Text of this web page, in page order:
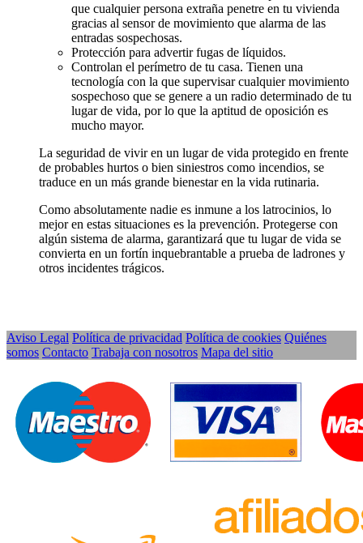
que cualquier persona extraña penetre en tu vivienda
gracias al sensor de movimiento que alarma de las
entradas sospechosas.
Protección para advertir fugas de líquidos.
Controlan el perímetro de tu casa. Tienen una
tecnología con la que supervisar cualquier movimiento
sospechoso que se genere a un radio determinado de tu
lugar de vida, por lo que la aptitud de oposición es
mucho mayor.
La seguridad de vivir en un lugar de vida protegido en frente
de probables hurtos o bien siniestros como incendios, se
traduce en un más grande bienestar en la vida rutinaria.
Como absolutamente nadie es inmune a los latrocinios, lo
mejor en estas situaciones es la prevención. Protegerse con
algún sistema de alarma, garantizará que tu lugar de vida se
convierta en un fortín inquebrantable a prueba de ladrones y
otros incidentes trágicos.
Aviso Legal Política de privacidad Política de cookies Quiénes
somos Contacto Trabaja con nosotros Mapa del sitio